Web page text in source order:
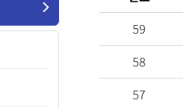
59
58
57